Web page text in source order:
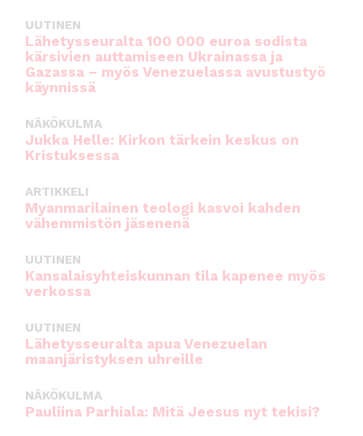
UUTINEN
Lähetysseuralta 100 000 euroa sodista
kärsivien auttamiseen Ukrainassa ja
Gazassa – myös Venezuelassa avustustyö
käynnissä
NÄKÖKULMA
Jukka Helle: Kirkon tärkein keskus on
Kristuksessa
ARTIKKELI
Myanmarilainen teologi kasvoi kahden
vähemmistön jäsenenä
UUTINEN
Kansalaisyhteiskunnan tila kapenee myös
verkossa
UUTINEN
Lähetysseuralta apua Venezuelan
maanjäristyksen uhreille
NÄKÖKULMA
Pauliina Parhiala: Mitä Jeesus nyt tekisi?